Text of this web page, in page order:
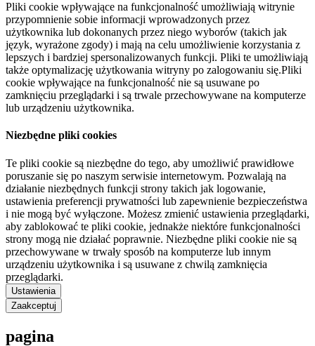
Pliki cookie wpływające na funkcjonalność umożliwiają witrynie
przypomnienie sobie informacji wprowadzonych przez
użytkownika lub dokonanych przez niego wyborów (takich jak
język, wyrażone zgody) i mają na celu umożliwienie korzystania z
lepszych i bardziej spersonalizowanych funkcji. Pliki te umożliwiają
także optymalizację użytkowania witryny po zalogowaniu się.Pliki
cookie wpływające na funkcjonalność nie są usuwane po
zamknięciu przeglądarki i są trwale przechowywane na komputerze
lub urządzeniu użytkownika.
Niezbędne pliki cookies
Te pliki cookie są niezbędne do tego, aby umożliwić prawidłowe
poruszanie się po naszym serwisie internetowym. Pozwalają na
działanie niezbędnych funkcji strony takich jak logowanie,
ustawienia preferencji prywatności lub zapewnienie bezpieczeństwa
i nie mogą być wyłączone. Możesz zmienić ustawienia przeglądarki,
aby zablokować te pliki cookie, jednakże niektóre funkcjonalności
strony mogą nie działać poprawnie. Niezbędne pliki cookie nie są
przechowywane w trwały sposób na komputerze lub innym
urządzeniu użytkownika i są usuwane z chwilą zamknięcia
przeglądarki.
Ustawienia
Zaakceptuj
pagina